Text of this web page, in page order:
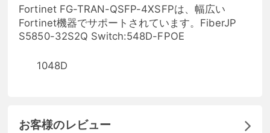
Fortinet FG-TRAN-QSFP-4XSFPは、幅広い
Fortinet機器でサポートされています。FiberJP
S5850-32S2Q Switch:548D-FPOE
1048D
お客様のレビュー